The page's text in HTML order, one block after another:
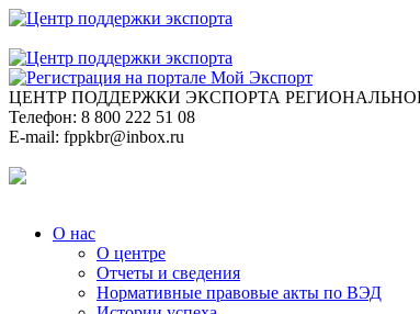
ЦЕНТР ПОДДЕРЖКИ ЭКСПОРТА
Телефон: 8 800 222 51 08
E-mail: fppkbr@inbox.ru
О нас
О центре
Отчеты и сведения
Нормативные правовые акты по ВЭД